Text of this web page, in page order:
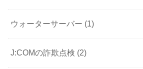
ウォーターサーバー (1)
J:COMの詐欺点検 (2)